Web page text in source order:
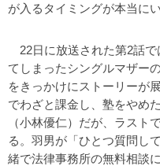
が入るタイミングが本当に
22日に放送された第2話で
てしまったシングルマザー
をきっかけにストーリーが
でわざと課金し、塾をやめ
（小林優仁）だが、ラスト
る。羽男が「ひとつ質問し
緒で法律事務所の無料相談